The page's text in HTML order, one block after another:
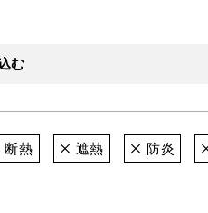
む
断熱 遮熱 防炎